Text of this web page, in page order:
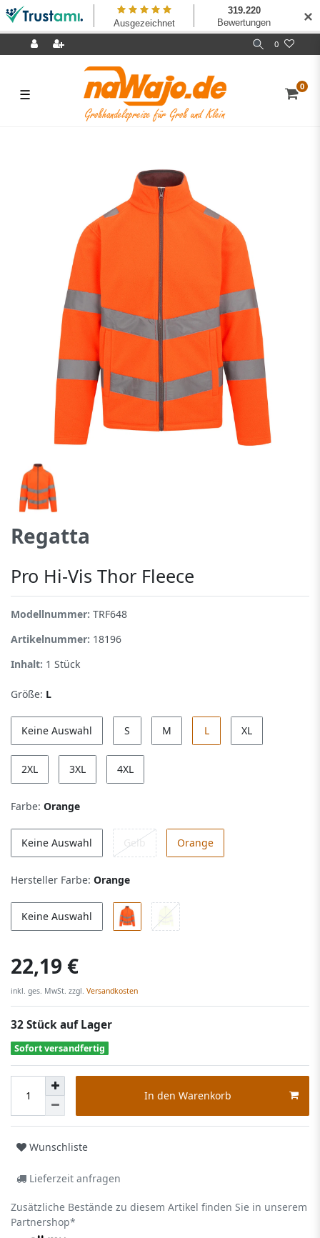
0
☰ 0
Regatta
Pro Hi-Vis Thor Fleece
Modellnummer: TRF648
Artikelnummer: 18196
Inhalt: 1 Stück
Größe: L
Keine Auswahl S M L XL
2XL 3XL 4XL
Farbe: Orange
Keine Auswahl Gelb Orange
Hersteller Farbe: Orange
Keine Auswahl
22,19 €
inkl. ges. MwSt. zzgl. Versandkosten
32 Stück auf Lager
Sofort versandfertig
In den Warenkorb
Wunschliste
Lieferzeit anfragen
Zusätzliche Bestände zu diesem Artikel finden Sie in unserem
Partnershop*
✕